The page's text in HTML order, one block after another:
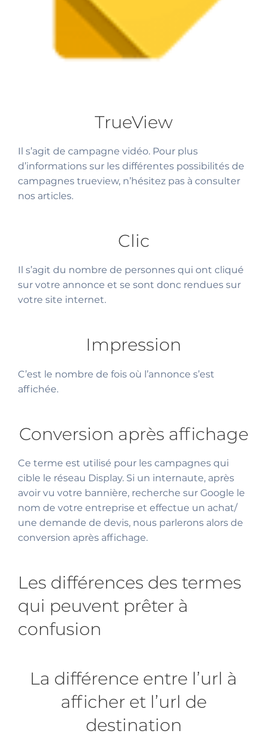
TrueView
Il s’agit de campagne vidéo. Pour plus
d’informations sur les différentes possibilités de
campagnes trueview, n’hésitez pas à consulter
nos articles.
Clic
Il s’agit du nombre de personnes qui ont cliqué
sur votre annonce et se sont donc rendues sur
votre site internet.
Impression
C’est le nombre de fois où l’annonce s’est
affichée.
Conversion après affichage
Ce terme est utilisé pour les campagnes qui
cible le réseau Display. Si un internaute, après
avoir vu votre bannière, recherche sur Google le
nom de votre entreprise et effectue un achat/
une demande de devis, nous parlerons alors de
conversion après affichage.
Les différences des termes
qui peuvent prêter à
confusion
La différence entre l’url à
afficher et l’url de
destination